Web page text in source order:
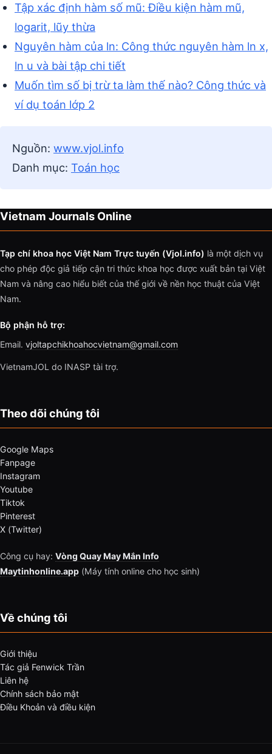
Tập xác định hàm số mũ: Điều kiện hàm mũ,
logarit, lũy thừa
Nguyên hàm của ln: Công thức nguyên hàm ln x,
ln u và bài tập chi tiết
Muốn tìm số bị trừ ta làm thế nào? Công thức và
ví dụ toán lớp 2
Nguồn: www.vjol.info
Danh mục: Toán học
Vietnam Journals Online
Tạp chí khoa học Việt Nam Trực tuyến (Vjol.info) là một dịch vụ
cho phép độc giả tiếp cận tri thức khoa học được xuất bản tại Việt
Nam và nâng cao hiểu biết của thế giới về nền học thuật của Việt
Nam.
Bộ phận hỗ trợ:
Email. vjoltapchikhoahocvietnam@gmail.com
VietnamJOL do INASP tài trợ.
Theo dõi chúng tôi
Google Maps
Fanpage
Instagram
Youtube
Tiktok
Pinterest
X (Twitter)
Công cụ hay: Vòng Quay May Mắn Info
Maytinhonline.app (Máy tính online cho học sinh)
Về chúng tôi
Giới thiệu
Tác giả Fenwick Trần
Liên hệ
Chính sách bảo mật
Điều Khoản và điều kiện